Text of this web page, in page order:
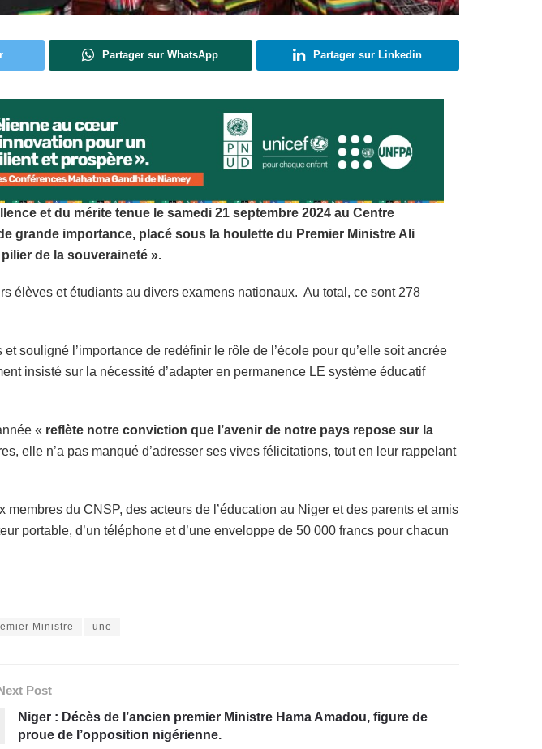
Partager sur WhatsApp Partager sur Linkedin
et du mérite tenue le samedi 21 septembre 2024 au Centre
grande importance, placé sous la houlette du Premier Ministre Ali
de la souveraineté ».
élèves et étudiants au divers examens nationaux. Au total, ce sont 278
souligné l’importance de redéfinir le rôle de l’école pour qu’elle soit ancrée
insisté sur la nécessité d’adapter en permanence LE système éducatif
« reflète notre conviction que l’avenir de notre pays repose sur la
elle n’a pas manqué d’adresser ses vives félicitations, tout en leur rappelant
du CNSP, des acteurs de l’éducation au Niger et des parents et amis
portable, d’un téléphone et d’une enveloppe de 50 000 francs pour chacun
Ministre une
Post
Niger : Décès de l’ancien premier Ministre Hama Amadou, figure de
proue de l’opposition nigérienne.